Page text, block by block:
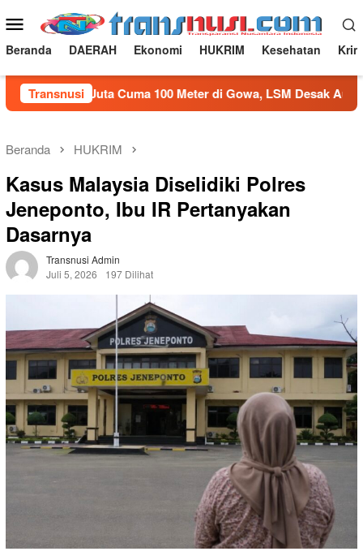
ke
konten
Menu
Mobile
Beranda DAERAH Ekonomi HUKRIM Kesehatan
Transnusi
Juta Cuma 100 Meter di Gowa, LSM Desak Audit
Beranda HUKRIM
Kasus Malaysia Diselidiki Polres
Jeneponto, Ibu IR Pertanyakan
Dasarnya
Transnusi Admin
Juli 5, 2026
197 Dilihat